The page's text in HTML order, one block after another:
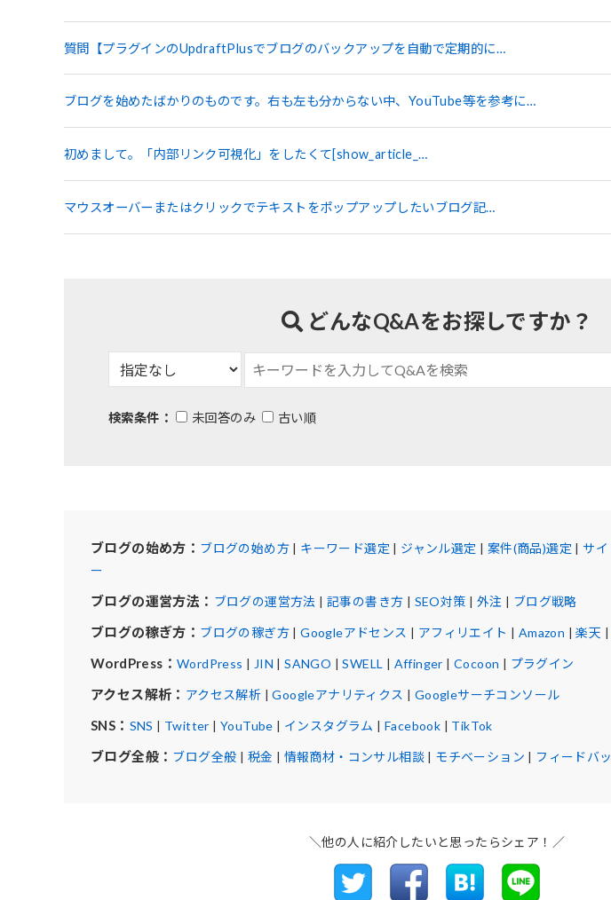
質問【プラグインのUpdraftPlusでブログのバックアップを自動で定期的に…
ブログを始めたばかりのものです。右も左も分からない中、YouTube等を参考に…
初めまして。「内部リンク可視化」をしたくて[show_article_…
マウスオーバーまたはクリックでテキストをポップアップしたいブログ記…
どんなQ&Aをお探しですか？
検索条件： 未回答のみ 古い順
ブログの始め方： ブログの始め方 | キーワード選定 | ジャンル選定 | 案件(商品)選定 | サ
ー
ブログの運営方法： ブログの運営方法 |記事の書き方 | SEO対策 | 外注 | ブログ戦略
ブログの稼ぎ方： ブログの稼ぎ方 |Googleアドセンス | アフィリエイト | Amazon |楽天
WordPress： WordPress | JIN |SANGO |SWELL | Affinger |Cocoon | プラグイン
アクセス解析： アクセス解析 |Googleアナリティクス | Googleサーチコンソール
SNS： SNS | Twitter |YouTube | インスタグラム |Facebook | TikTok
ブログ全般： ブログ全般 | 税金 | 情報商材・コンサル相談 | モチベーション | フィードバ
＼他の人に紹介したいと思ったらシェア！／